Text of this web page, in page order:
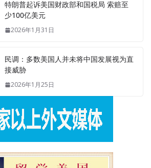
特朗普起诉美国财政部和国税局 索赔至
少100亿美元
2026年1月31日
民调：多数美国人并未将中国发展视为直
接威胁
2026年1月25日